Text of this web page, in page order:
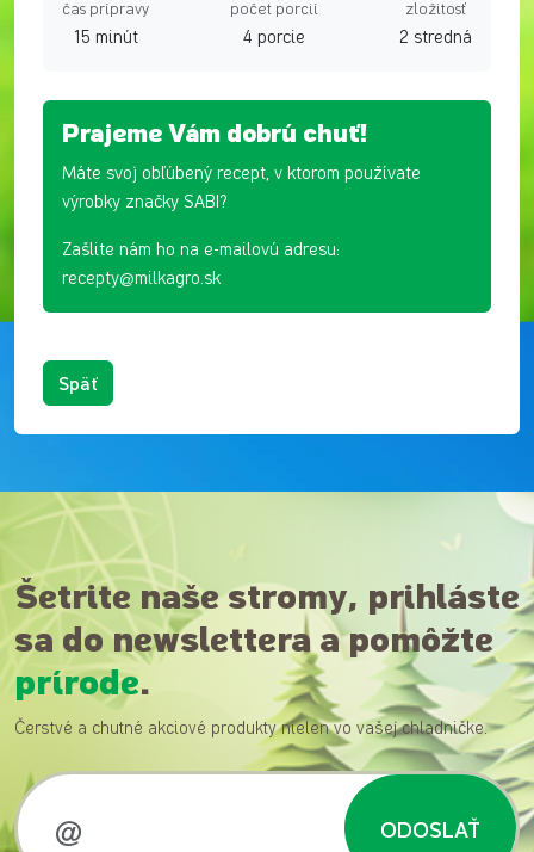
čas prípravy
15 minút
počet porcií
4 porcie
zložitosť
2 stredná
Prajeme Vám dobrú chuť!
Máte svoj obľúbený recept, v ktorom používate
výrobky značky SABI?
Zašlite nám ho na e-mailovú adresu:
recepty@milkagro.sk
Späť
Šetrite naše stromy, prihláste
sa do newslettera a pomôžte
prírode.
Čerstvé a chutné akciové produkty nielen vo vašej chladničke.
ODOSLAŤ